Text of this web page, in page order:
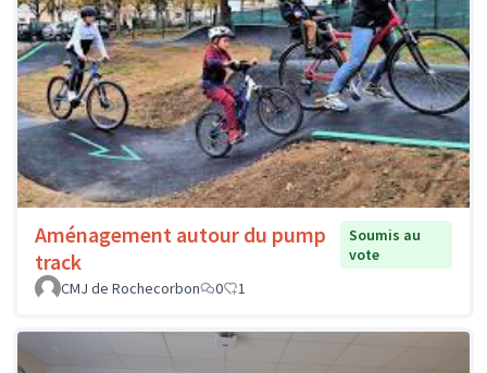
Aménagement autour du pump
track
Soumis au
vote
CMJ de Rochecorbon
0 1